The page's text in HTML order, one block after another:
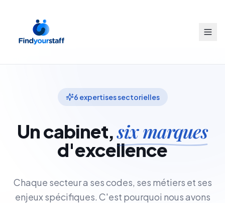
6 expertises sectorielles
Un cabinet,six marques
d'excellence
Chaque secteur a ses codes, ses métiers et ses
enjeux spécifiques. C'est pourquoi nous avons